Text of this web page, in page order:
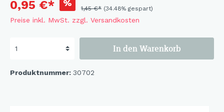
0,95 €* %
1,45 €* (34.48% gespart)
Preise inkl. MwSt. zzgl. Versandkosten
In den Warenkorb
Produktnummer: 30702